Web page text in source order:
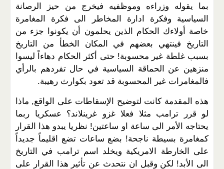
بما يقوله وزراءه وموظفيه فيخرج من حيز الرصانة
السياسية وفكرة ادارة المخاطر الى فكرة المغامرة
خاصة أولاءك الحكام الذين يحلمون أن يكونوا جزء من
التاريخ فينتهي بعضهم في المكان الخطأ من التاريخ
بسبب غلطة غير محسوبة! حتى أكثر الحكام دهاءاً ليسوا
منزهين عن الحماقة السياسية في حال تفردهم بالرأي
فالمغامرات غير المحسوبة قد تعود بكوارث رهيبة.
هذه المقدمة كانت لتوضيح الإسقاطات على الواقع, ماذا
لو قرر ترامب مثلا فعلا غزو غرينلاند؟ عسكريا ربما
يحتاجه الأمر الى ساعة او ساعتين! نظريا يبدو هذا القرار
كمغامرة بسيطة ناجحة! بضع ساعات تضع اقليماً جديداً
على الخارطة الامريكية ويخلد اسم ترامب في التاريخ
الى الأبد! لكن وقبل ان نتحدث عن تأثير هذا القرار على